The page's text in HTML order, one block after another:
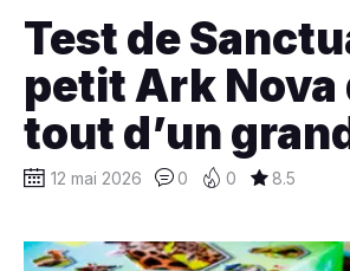
Tops, Conseils &
Guides d’achat
Financement
participatif
Français
Test de
petit Ark Nova
tout d’un
12 mai 2026 0 0 8.5